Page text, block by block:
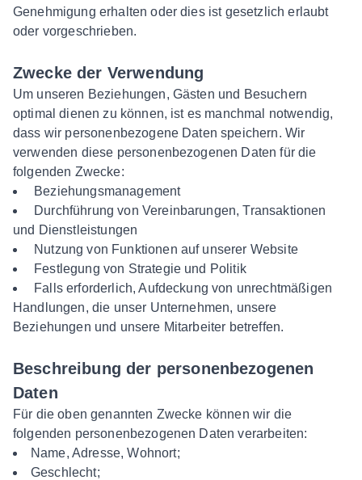
Genehmigung erhalten oder dies ist gesetzlich erlaubt
oder vorgeschrieben.
Zwecke der Verwendung
Um unseren Beziehungen, Gästen und Besuchern
optimal dienen zu können, ist es manchmal notwendig,
dass wir personenbezogene Daten speichern. Wir
verwenden diese personenbezogenen Daten für die
folgenden Zwecke:
Beziehungsmanagement
Durchführung von Vereinbarungen, Transaktionen
und Dienstleistungen
Nutzung von Funktionen auf unserer Website
Festlegung von Strategie und Politik
Falls erforderlich, Aufdeckung von unrechtmäßigen
Handlungen, die unser Unternehmen, unsere
Beziehungen und unsere Mitarbeiter betreffen.
Beschreibung der personenbezogenen
Daten
Für die oben genannten Zwecke können wir die
folgenden personenbezogenen Daten verarbeiten:
Name, Adresse, Wohnort;
Geschlecht;